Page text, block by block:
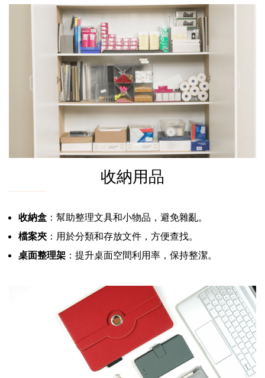
收納用品
收納盒 ：幫助整理文具和小物品，避免雜亂。
檔案夾 ：用於分類和存放文件，方便查找。
桌面整理架 ：提升桌面空間利用率，保持整潔。